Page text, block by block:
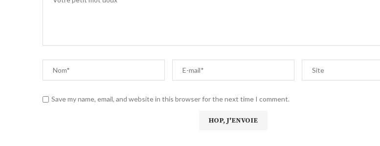
Save my name, email, and website in this browser for the next time I comment.